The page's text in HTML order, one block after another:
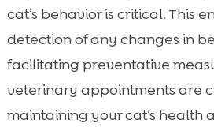
cat’s behavior is critical. This
detection of any changes in
facilitating preventative
veterinary appointments are
maintaining your cat’s health